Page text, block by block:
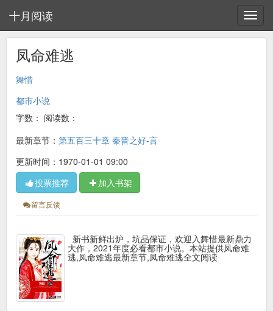
十月阅读
凤命难逃
舞惜
都市小说
字数： 阅读数：
最新章节： 第五百三十章 秦晋之好-言
更新时间：1970-01-01 09:00
投票推荐
加入书架
留言反馈
新书新鲜出炉，坑品保证，欢迎入舞惜最新鼎力
大作，2021年度必看都市小说。本站提供凤命难
逃,凤命难逃最新章节,凤命难逃全文阅读